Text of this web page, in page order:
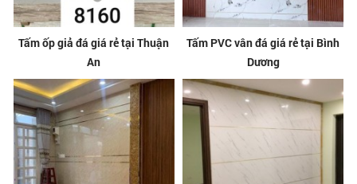
Tấm ốp giả đá giá rẻ tại Thuận
An
Tấm PVC vân đá giá rẻ tại Bình
Dương